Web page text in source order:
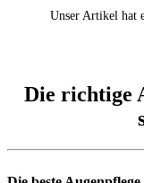
Unser Artikel hat
Die richtige